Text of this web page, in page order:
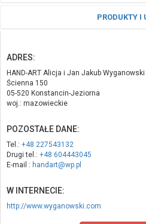
PRODUKTY I
ADRES:
HAND-ART Alicja i Jan Jakub Wyganowski
Ścienna 150
05-520 Konstancin-Jeziorna
woj.: mazowieckie
POZOSTAŁE DANE:
Tel.: +48 227543132
Drugi tel.: +48 604443045
E-mail : handart@wp.pl
W INTERNECIE:
http://www.wyganowski.com